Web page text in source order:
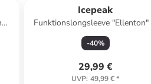
Icepeak
Funktionslongsleeve "Ellenton"
Schwarz
-40%
29,99 €
UVP: 49,99 €*